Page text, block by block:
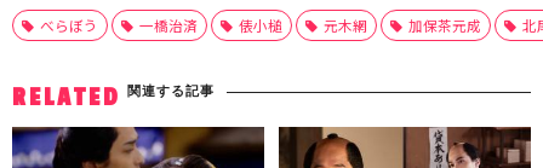
べらぼう 一橋治済 俵小槌 元木網 加保茶元成 北
RELATED 関連する記事